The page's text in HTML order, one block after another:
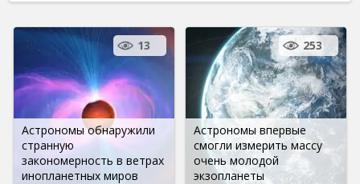
Астрономы обнаружили
странную
закономерность в ветрах
инопланетных миров
13
Астрономы впервые
смогли измерить массу
очень молодой
экзопланеты
253